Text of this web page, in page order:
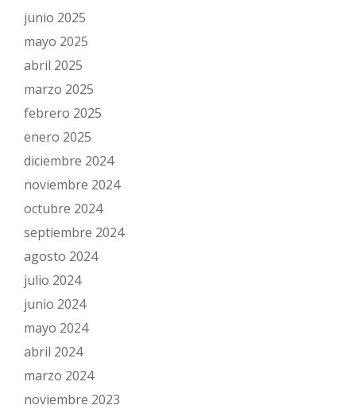
junio 2025
mayo 2025
abril 2025
marzo 2025
febrero 2025
enero 2025
diciembre 2024
noviembre 2024
octubre 2024
septiembre 2024
agosto 2024
julio 2024
junio 2024
mayo 2024
abril 2024
marzo 2024
noviembre 2023